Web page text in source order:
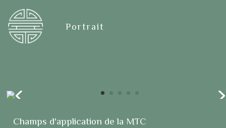
Portrait
Champs d'application de la MTC